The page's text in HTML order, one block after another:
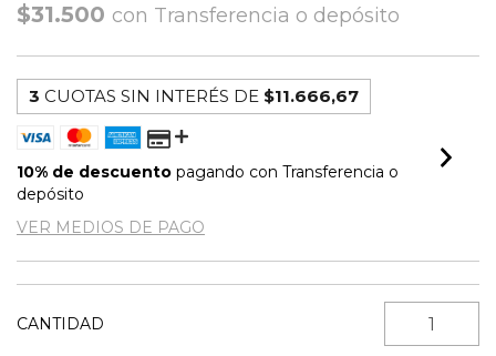
$31.500 con Transferencia o depósito
3 CUOTAS SIN INTERÉS DE $11.666,67
10% de descuento pagando con Transferencia o
depósito
VER MEDIOS DE PAGO
CANTIDAD